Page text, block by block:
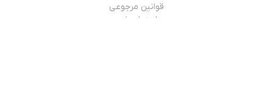
قوانین مرجوعی
راهنمای خرید